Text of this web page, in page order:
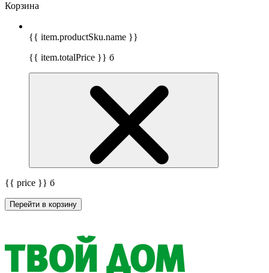
Корзина
{{ item.productSku.name }}
{{ item.totalPrice }} б
{{ price }} б
Перейти в корзину